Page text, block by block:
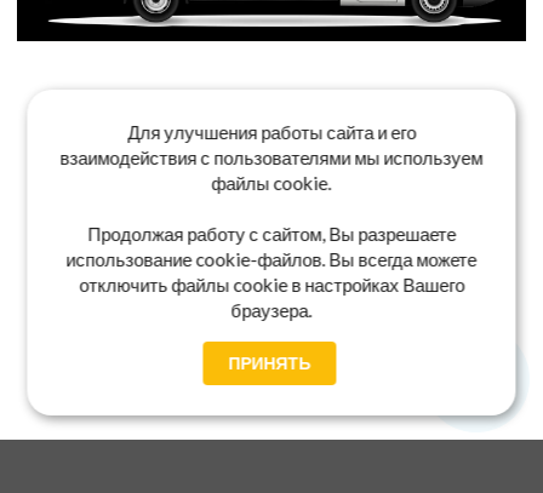
Для улучшения работы сайта и его
взаимодействия с пользователями мы используем
файлы cookie.
Продолжая работу с сайтом, Вы разрешаете
использование cookie-файлов. Вы всегда можете
отключить файлы cookie в настройках Вашего
браузера.
ПРИНЯТЬ